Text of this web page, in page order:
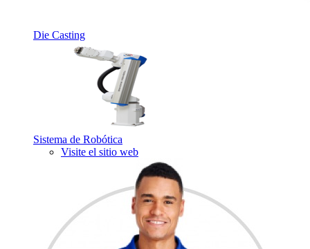
Die Casting
Sistema de Robótica
Visite el sitio web